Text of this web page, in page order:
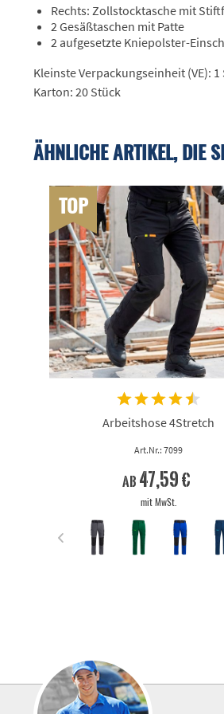
Rechts: Zollstocktasche mit
2 Gesäßtaschen mit Patte
2 aufgesetzte Kniepolster-
Kleinste Verpackungseinheit (VE): 1
Karton: 20 Stück
ÄHNLICHE ARTIKEL, DIE
TOP
Arbeitshose 4Stretch
Art.Nr.: 7099
ab 47,59 €
mit MwSt.